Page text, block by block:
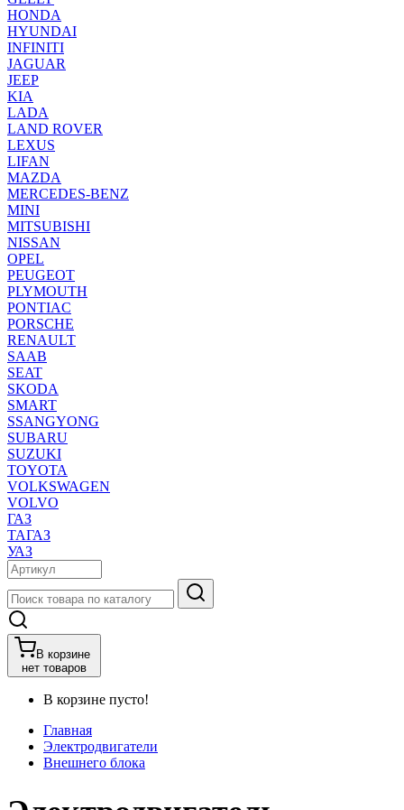
HONDA
HYUNDAI
INFINITI
JAGUAR
JEEP
KIA
LADA
LAND ROVER
LEXUS
LIFAN
MAZDA
MERCEDES-BENZ
MINI
MITSUBISHI
NISSAN
OPEL
PEUGEOT
PLYMOUTH
PONTIAC
PORSCHE
RENAULT
SAAB
SEAT
SKODA
SMART
SSANGYONG
SUBARU
SUZUKI
TOYOTA
VOLKSWAGEN
VOLVO
ГАЗ
ТАГАЗ
УАЗ
В корзине
нет товаров
В корзине пусто!
Главная
Электродвигатели
Внешнего блока